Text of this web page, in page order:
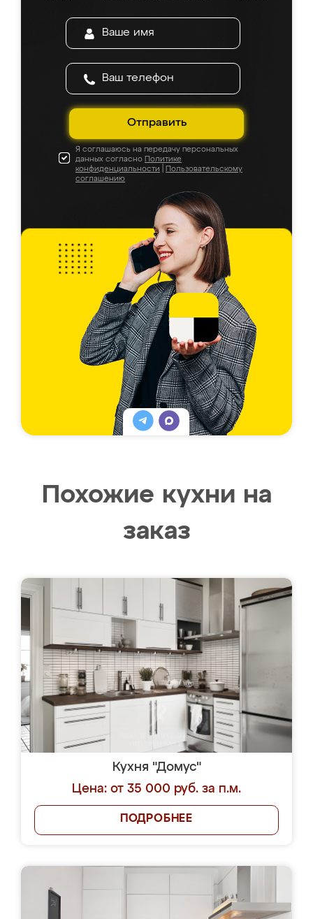
Отправить
Я соглашаюсь на передачу персональных
данных согласно Политике
конфиденциальности
Пользовательскому
соглашению
Похожие кухни на
заказ
Кухня "Домус"
Цена: от 35 000 руб. за п.м.
ПОДРОБНЕЕ